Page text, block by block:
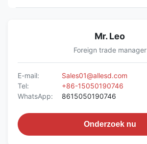
Mr. Leo
Foreign trade manager
E-mail:
Sales01@allesd.com
Tel:
+86-15050190746
WhatsApp:
8615050190746
Onderzoek nu